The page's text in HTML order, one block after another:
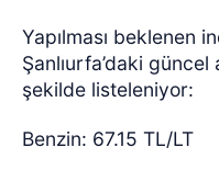
Yapılması beklenen
Şanlıurfa’daki
şekilde listeleniyor:
Benzin: 67.15 TL/LT